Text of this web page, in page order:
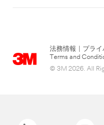
法務情報 プライ
Terms and
© 3M 2026. All